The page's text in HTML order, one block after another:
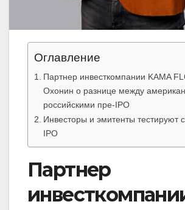
Оглавление
Партнер инвесткомпании KAMA
Охонин о разнице между
российскими пре-IPO
Инвесторы и эмитенты тестируют
IPO
Партнер